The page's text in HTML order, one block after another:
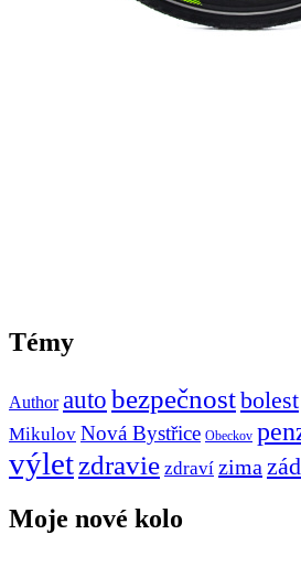
Témy
Author auto bezpečnostbolest
Mikulov Nová Bystřice Obeckov
výletzdravie zdraví zima
Moje nové kolo